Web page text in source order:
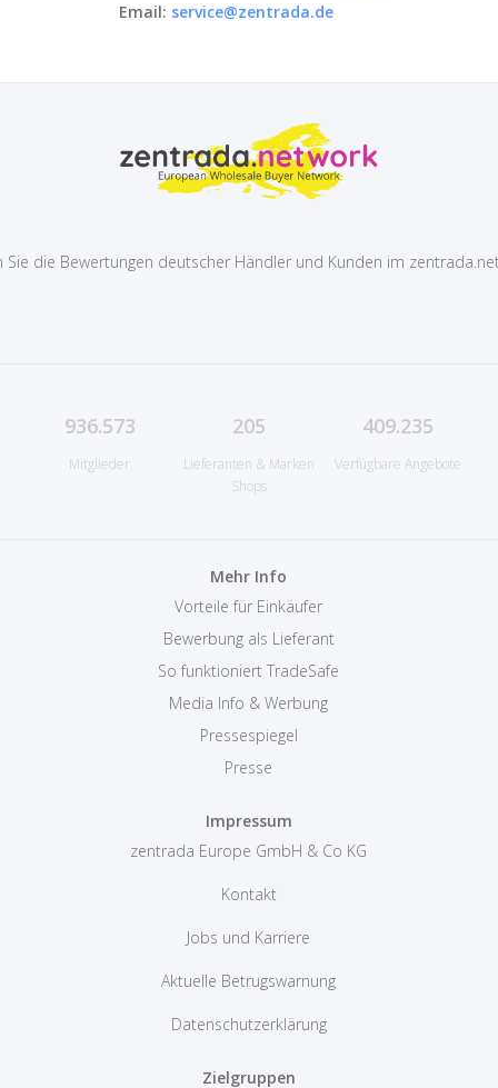
Email: service@zentrada.de
Sie die Bewertungen deutscher Händler und Kunden im
936.573
Mitglieder
205
Lieferanten & Marken
Shops
409.235
Verfügbare Angebote
Mehr Info
Vorteile für Einkäufer
Bewerbung als Lieferant
So funktioniert TradeSafe
Media Info & Werbung
Pressespiegel
Presse
Impressum
zentrada Europe GmbH & Co KG
Kontakt
Jobs und Karriere
Aktuelle Betrugswarnung
Datenschutzerklärung
Zielgruppen